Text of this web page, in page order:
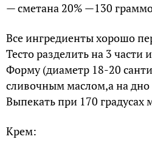
— сметана 20% —130
Все ингредиенты хорошо
Тесто разделить на 3 части
Форму (диаметр 18-20
сливочным маслом,а на дно
Выпекать при 170 градусах
Крем: